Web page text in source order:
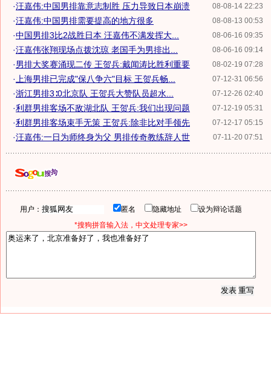
08-08-14 22:23
·汪嘉伟:中国男排靠意志制胜 压力导致日本崩溃
08-08-13 00:53
·汪嘉伟:中国男排需要提高的地方很多
08-06-16 09:35
·中国男排3比2战胜日本 汪嘉伟不满发挥大...
08-06-16 09:14
·汪嘉伟张翔现场点拨沈琼 老国手为男排出...
08-02-19 07:28
·男排大奖赛涌现二传 王贺兵:戴闻涛比胜利重要
07-12-31 06:56
· 上海男排已完成"保八争六"目标 王贺兵畅...
07-12-26 02:40
·浙江男排3∶0北京队 王贺兵大赞队员超水...
07-12-19 05:31
·利群男排客场不敌湖北队 王贺兵:我们出现问题
07-12-17 05:15
·利群男排客场束手无策 王贺兵:除非比对手领先
07-11-20 07:51
·汪嘉伟:一日为师终身为父 男排传奇教练辞人世
用户： 匿名 隐藏地址
设为辩论话题
*搜狗拼音输入法，中文处理专家>>